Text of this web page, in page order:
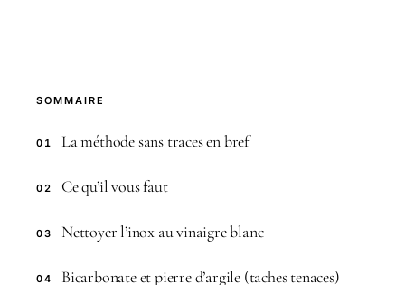
SOMMAIRE
01 La méthode sans traces en bref
02 Ce qu’il vous faut
03 Nettoyer l’inox au vinaigre blanc
04 Bicarbonate et pierre d’argile (taches tenaces)